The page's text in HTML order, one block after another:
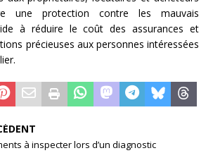
une protection contre les mauvais
à réduire le coût des assurances et
précieuses aux personnes intéressées
à inspecter lors d’un diagnostic